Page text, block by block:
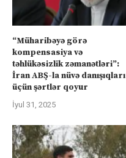
“Müharibəyə görə
kompensasiya və
təhlükəsizlik zəmanətləri”:
İran ABŞ-la nüvə danışıqları
üçün şərtlər qoyur
İyul 31, 2025